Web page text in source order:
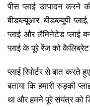
पीस प्लाई उत्पादन करने
बीडब्ल्यूआर, बीडब्ल्यूपी
प्लाई और लैमिनेटेड प्लाई
प्लाई के पूरे रेंज को कैलिब्रेट
प्लाई रिपोर्टर से बात
बताया कि हमारी रुड़की
था और हमने पूरे संयंत्र को